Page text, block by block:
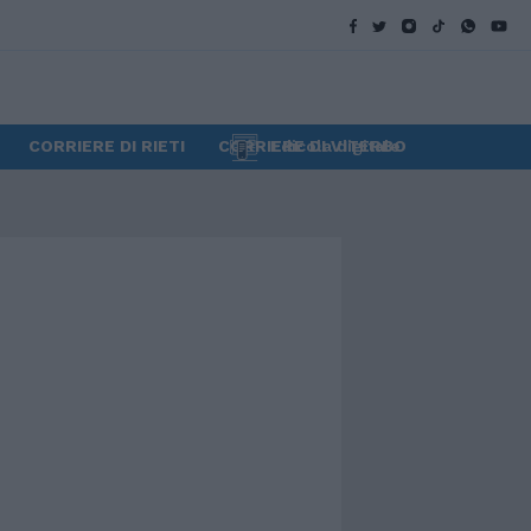
CORRIERE DI RIETI CORRIERE DI VITERBO
Edicola digitale